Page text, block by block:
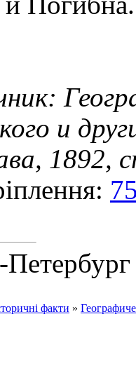
и
1892,
факти »